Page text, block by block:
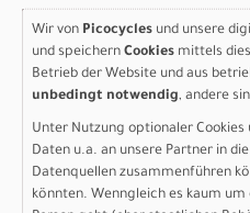
Grossartikel)
6.299,00 EUR
IN DEN
Specialized
Wir von Picocycles und unsere
und speichern Cookies mittels
Betrieb der Website und aus
unbedingt notwendig, andere
Unter Nutzung optionaler
Daten u.a. an unsere Partner in
Datenquellen zusammenführen
könnten. Wenngleich es kaum